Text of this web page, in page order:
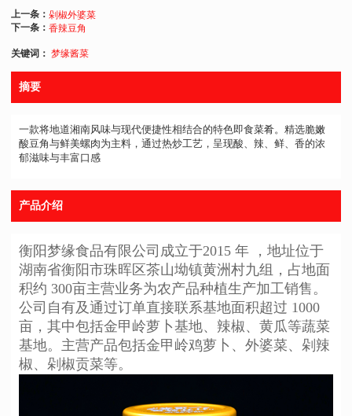
上一条：剁椒外婆菜
下一条：香辣豆角
关键词：梦缘酱菜
摘要
一款将地道湘南风味与现代便捷性相结合的特色即食菜肴。精选脆嫩
酸豆角与鲜美螺肉为主料，通过热炒工艺，呈现酸、辣、鲜、香的浓
郁滋味与丰富口感
产品介绍
衡阳梦缘食品有限公司成立于2015 年 ，地址位于
湖南省衡阳市珠晖区茶山坳镇黄洲村九组，占地面
积约 300亩主营业务为农产品种植生产加工销售。
公司自有及通过订单直接联系基地面积超过 1000
亩，其中包括金甲岭萝卜基地、辣椒、黄瓜等蔬菜
基地。主营产品包括金甲岭鸡萝卜、外婆菜、剁辣
椒、剁椒贡菜等。